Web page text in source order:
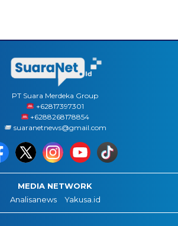
PT Suara Merdeka Group
‪+62817397301
+6288268178854
suaranetnews@gmail.com
MEDIA NETWORK
Analisanews
Yakusa.id